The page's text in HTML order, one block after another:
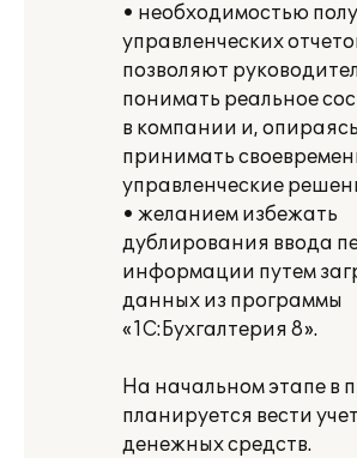
• необходимостью
управленческих
позволяют
понимать реальное
в компании и,
принимать
управленческие
• желанием избежать
дублирования ввода
информации путем
данных из программы
«1С:Бухгалтерия 8».
На начальном этапе в
планируется вести
денежных средств.